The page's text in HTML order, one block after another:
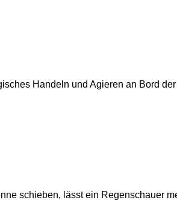
Handeln und Agieren an Bord
schieben, lässt ein Regenschauer